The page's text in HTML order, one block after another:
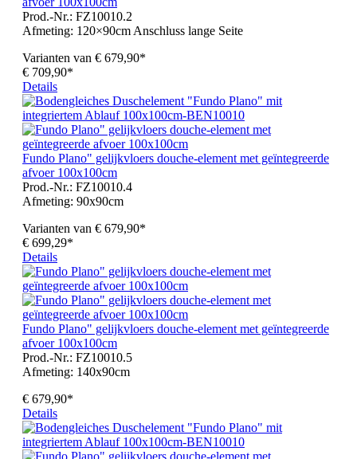
Prod.-Nr.: FZ10010.2
Afmeting: 120×90cm Anschluss lange Seite
Varianten van € 679,90*
€ 709,90*
Details
Fundo Plano" gelijkvloers douche-element met geïntegreerde
afvoer 100x100cm
Prod.-Nr.: FZ10010.4
Afmeting: 90x90cm
Varianten van € 679,90*
€ 699,29*
Details
Fundo Plano" gelijkvloers douche-element met geïntegreerde
afvoer 100x100cm
Prod.-Nr.: FZ10010.5
Afmeting: 140x90cm
€ 679,90*
Details